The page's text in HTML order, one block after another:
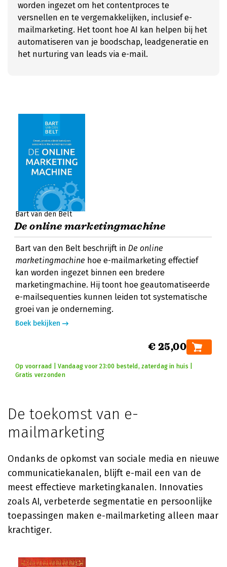
worden ingezet om het contentproces te
versnellen en te vergemakkelijken, inclusief e-
mailmarketing. Het toont hoe AI kan helpen bij het
automatiseren van je boodschap, leadgeneratie en
het nurturing van leads via e-mail.
Bart van den Belt
De online marketingmachine
Bart van den Belt beschrijft in De online
marketingmachine hoe e-mailmarketing effectief
kan worden ingezet binnen een bredere
marketingmachine. Hij toont hoe geautomatiseerde
e-mailsequenties kunnen leiden tot systematische
groei van je onderneming.
Boek bekijken
€ 25,00
Op voorraad | Vandaag voor 23:00 besteld, zaterdag in huis |
Gratis verzonden
De toekomst van e-
mailmarketing
Ondanks de opkomst van sociale media en nieuwe
communicatiekanalen, blijft e-mail een van de
meest effectieve marketingkanalen. Innovaties
zoals AI, verbeterde segmentatie en persoonlijke
toepassingen maken e-mailmarketing alleen maar
krachtiger.